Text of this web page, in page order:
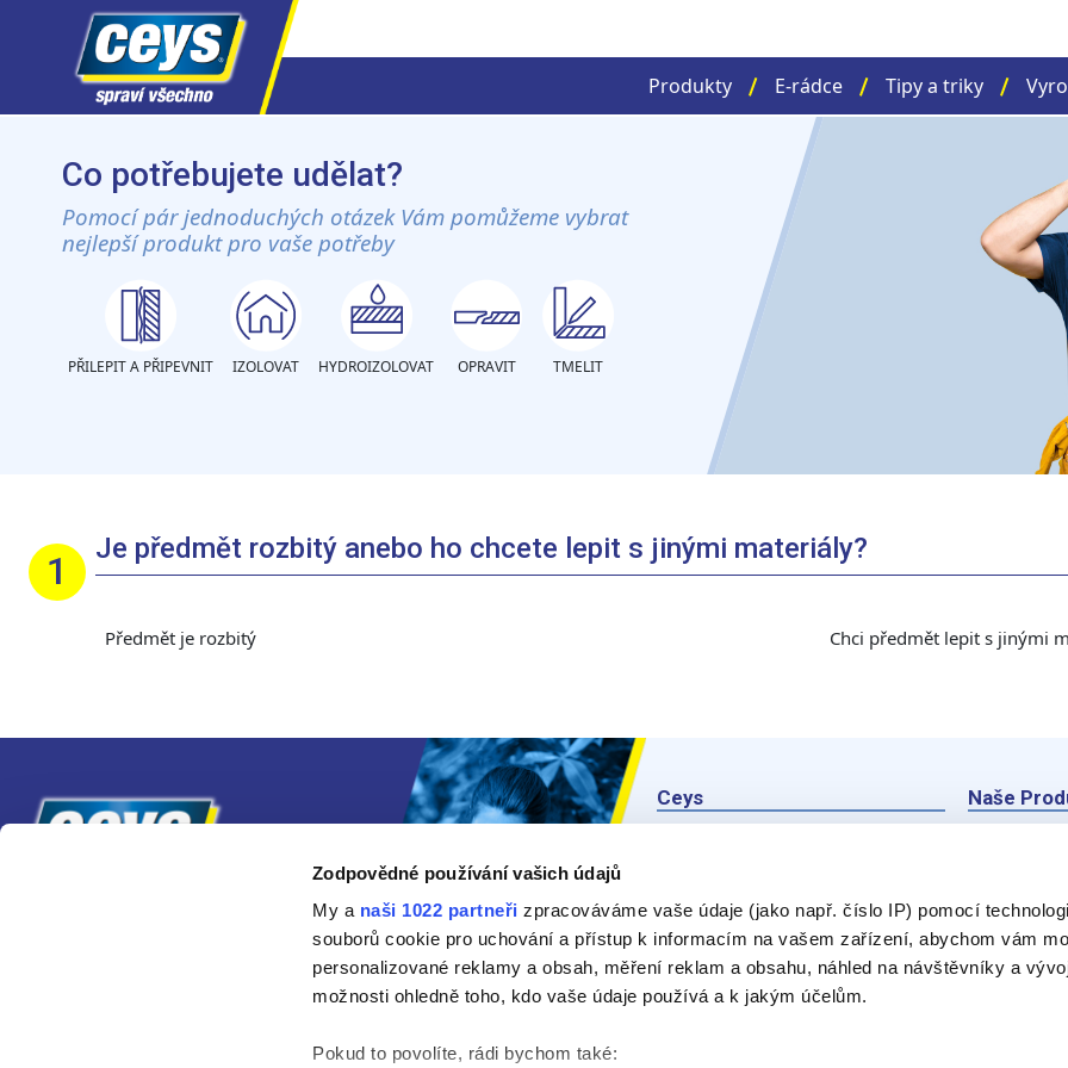
Zodpovědné používání vašich údajů
My a naši 1022 partneři zpracováváme vaše údaje (jako např. číslo IP) pomocí
souborů cookie pro uchování a přístup k informacím na vašem zařízení, abychom vám
personalizované reklamy a obsah, měření reklam a obsahu, náhled na návštěvníky a
možnosti ohledně toho, kdo vaše údaje používá a k jakým účelům.
Pokud to povolíte, rádi bychom také:
Produkty E-rádce Tipy a triky
Co potřebujete udělat?
Pomocí pár jednoduchých otázek Vám pomůžeme vybrat
nejlepší produkt pro vaše potřeby
PŘILEPIT A PŘIPEVNIT IZOLOVAT HYDROIZOLOVAT OPRAVIT TMELIT
Je předmět rozbitý anebo ho chcete lepit s jinými materiály?
Předmět je rozbitý Chci předmět lepit s jinými
Ceys
Vyrob si sám
Udržitelnost
Naše